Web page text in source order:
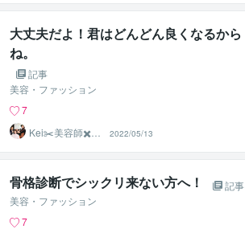
大丈夫だよ！君はどんどん良くなるから
ね。
記事
美容・ファッション
7
Kei✂️美容師✖️似
合わせの専門家
2022/05/13
骨格診断でシックリ来ない方へ！
記事
美容・ファッション
7